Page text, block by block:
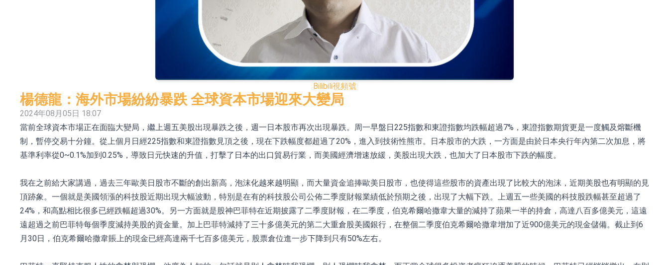
依米康：海外交付以東南亞、中東市場為主 並已取得歐美相關認證
上交所：財通多策略福鑫定期開放靈活配置混合型發起式證券投資基金臨時停牌
上交所：景順長城全球半導體芯片產業股票型證券投資基金臨時停牌
【異動股】港股跌幅榜前十，卡森國際(00496.HK)跌22.40%，九福來(08611.HK)跌21.01%
【異動股】港股漲幅榜前十，拿森科技(02261.HK)漲+75.05%，辰興發展(02286.HK)漲+64.91%
神火股份：新疆神火鋁水轉化率已100%
【異動股】焦炭Ⅲ板塊下挫，陝西黑貓(601015.CN)跌8.38%
浙江證監局對財通證券股份有限公司採取出具警示函措施
Bilibili視頻號
楊德龍：海外市場紛紛暴跌 全球資本市場迎來大變局
2024年08月05日 18:07
當前全球資本市場正在面臨大變局，繼上週五美股出現暴跌之後，週一日本股市再次出現暴跌。周一早盤日225指數和東證指數均跌幅超過7%，東證指數期貨更是一度觸及熔斷機
制，暫停交易十分鐘。從上個月日經225指數和東證指數見頂之後，現在下跌幅度都超過了20%，進入到技術性熊市。日本股市的大跌，一方面是由於日本央行年內第二次加息，將
基準利率從0~0.1%加到0.25%，導致日元快速的升值，打擊了日本的出口貿易行業，而美國經濟增速放緩，美股出現大跌，也加大了日本股市下跌的幅度。
我在之前給大家講過，過去三年歐美日股市不斷的創出新高，泡沫化越來越明顯，而大量資金追捧歐美日股市，也使得這些股市的資產出現了比較大的泡沫，近期美股也有明顯的見
頂跡象。一個就是美國領漲的科技股近期出現大幅波動，特別是在有的科技股公司公佈二季度財報業績低於預期之後，出現了大幅下跌。上週五一些美國的科技股跌幅甚至超過了
24%，和高點相比很多已經跌幅超過30%。另一方面就是股神巴菲特在近期披露了二季度財報，在二季度，伯克希爾哈撒韋大量的減持了蘋果一半的持倉，高達八百多億美元，這遠
遠超過之前巴菲特每個季度減持美股的資金量。加上巴菲特減持了三十多億美元的第二大重倉股美國銀行，在整個二季度伯克希爾哈撒韋增加了近900億美元的現金儲備。截止到6
月30日，伯克希爾哈撒韋賬上的現金已經高達兩千七百多億美元，股票倉位進一步下降到只有50%左右。